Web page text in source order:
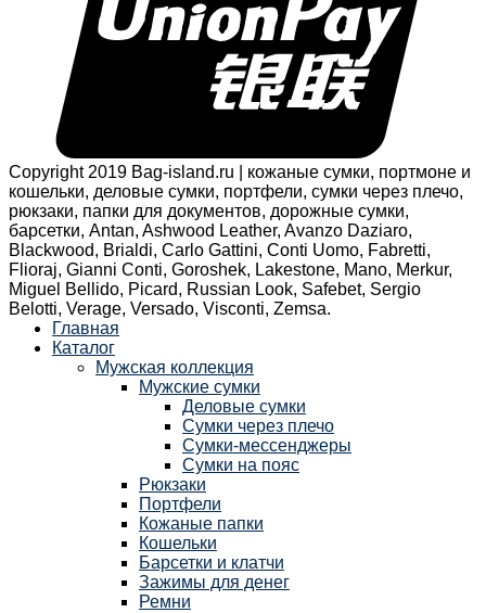
Copyright 2019 Bag-island.ru | кожаные сумки, портмоне и
кошельки, деловые сумки, портфели, сумки через плечо,
рюкзаки, папки для документов, дорожные сумки,
барсетки, Antan, Ashwood Leather, Avanzo Daziaro,
Blackwood, Brialdi, Carlo Gattini, Conti Uomo, Fabretti,
Flioraj, Gianni Conti, Goroshek, Lakestone, Mano, Merkur,
Miguel Bellido, Picard, Russian Look, Safebet, Sergio
Belotti, Verage, Versado, Visconti, Zemsa.
Главная
Каталог
Мужская коллекция
Мужские сумки
Деловые сумки
Сумки через плечо
Сумки-мессенджеры
Сумки на пояс
Рюкзаки
Портфели
Кожаные папки
Кошельки
Барсетки и клатчи
Зажимы для денег
Ремни